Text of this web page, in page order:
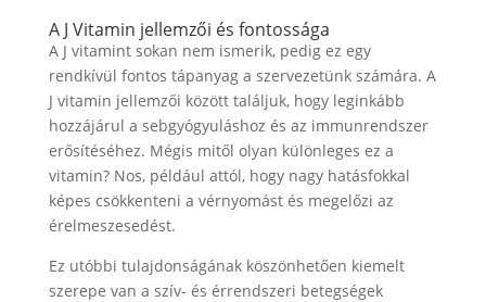
A J Vitamin jellemzői és fontossága
A J vitamint sokan nem ismerik, pedig ez egy
rendkívül fontos tápanyag a szervezetünk számára. A
J vitamin jellemzői között találjuk, hogy leginkább
hozzájárul a sebgyógyuláshoz és az immunrendszer
erősítéséhez. Mégis mitől olyan különleges ez a
vitamin? Nos, például attól, hogy nagy hatásfokkal
képes csökkenteni a vérnyomást és megelőzi az
érelmeszesedést.
Ez utóbbi tulajdonságának köszönhetően kiemelt
szerepe van a szív- és érrendszeri betegségek